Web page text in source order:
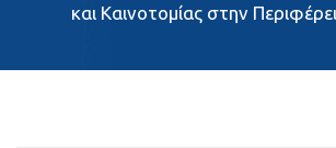
και Καινοτομίας στην